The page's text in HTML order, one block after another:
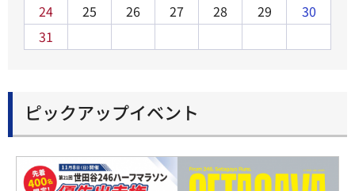
24
25 26 27 28 29
30
31
ピックアップイベント